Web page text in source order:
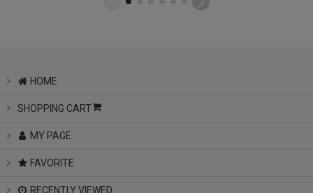
HOME
SHOPPING CART
MY PAGE
FAVORITE
RECENTLY VIEWED